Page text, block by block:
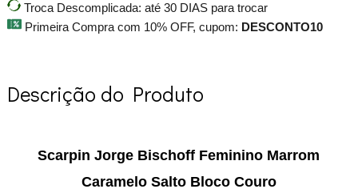
Troca Descomplicada: até 30 DIAS para trocar
Primeira Compra com 10% OFF, cupom: DESCONTO10
Descrição do Produto
Scarpin Jorge Bischoff Feminino Marrom
Caramelo Salto Bloco Couro